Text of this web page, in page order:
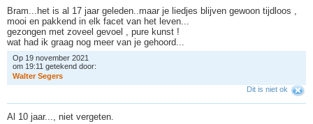
Bram...het is al 17 jaar geleden..maar je liedjes blijven gewoon tijdloos ,
mooi en pakkend in elk facet van het leven...
gezongen met zoveel gevoel , pure kunst !
wat had ik graag nog meer van je gehoord...
Op 19 november 2021
om 19:11 getekend door:
Walter Segers
Dit is niet ok
Al 10 jaar..., niet vergeten.